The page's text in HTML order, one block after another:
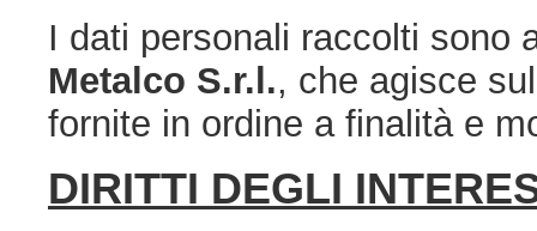
I dati personali raccolti sono
Metalco S.r.l., che agisce
fornite in ordine a finalità e
DIRITTI DEGLI